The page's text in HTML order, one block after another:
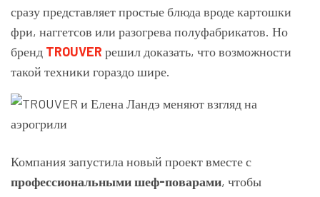
сразу представляет простые блюда вроде картошки
фри, наггетсов или разогрева полуфабрикатов. Но
бренд TROUVER решил доказать, что возможности
такой техники гораздо шире.
Компания запустила новый проект вместе с
профессиональными шеф-поварами, чтобы